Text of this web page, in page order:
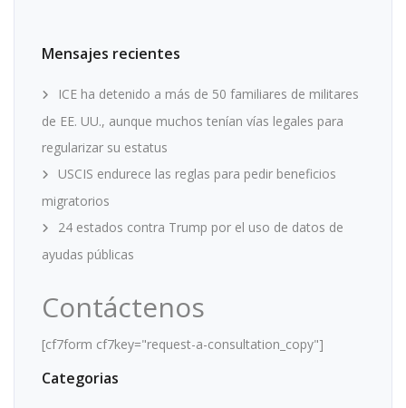
Mensajes recientes
ICE ha detenido a más de 50 familiares de militares
de EE. UU., aunque muchos tenían vías legales para
regularizar su estatus
USCIS endurece las reglas para pedir beneficios
migratorios
24 estados contra Trump por el uso de datos de
ayudas públicas
Contáctenos
[cf7form cf7key="request-a-consultation_copy"]
Categorias